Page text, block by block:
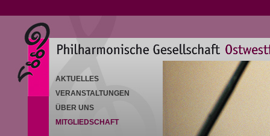
AKTUELLES
VERANSTALTUNGEN
ÜBER UNS
MITGLIEDSCHAFT